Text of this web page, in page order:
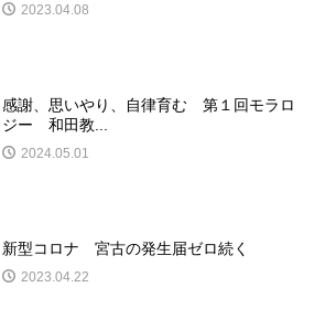
2023.04.08
感謝、思いやり、自律育む 第１回モラロ
ジー 和田教...
2024.05.01
新型コロナ 宮古の発生届ゼロ続く
2023.04.22